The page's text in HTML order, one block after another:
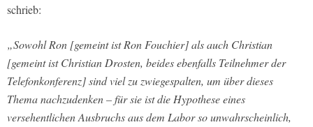
schrieb:
„Sowohl Ron [gemeint ist Ron Fouchier] als auch Christian
[gemeint ist Christian Drosten, beides ebenfalls Teilnehmer der
Telefonkonferenz] sind viel zu zwiegespalten, um über dieses
Thema nachzudenken – für sie ist die Hypothese eines
versehentlichen Ausbruchs aus dem Labor so unwahrscheinlich,